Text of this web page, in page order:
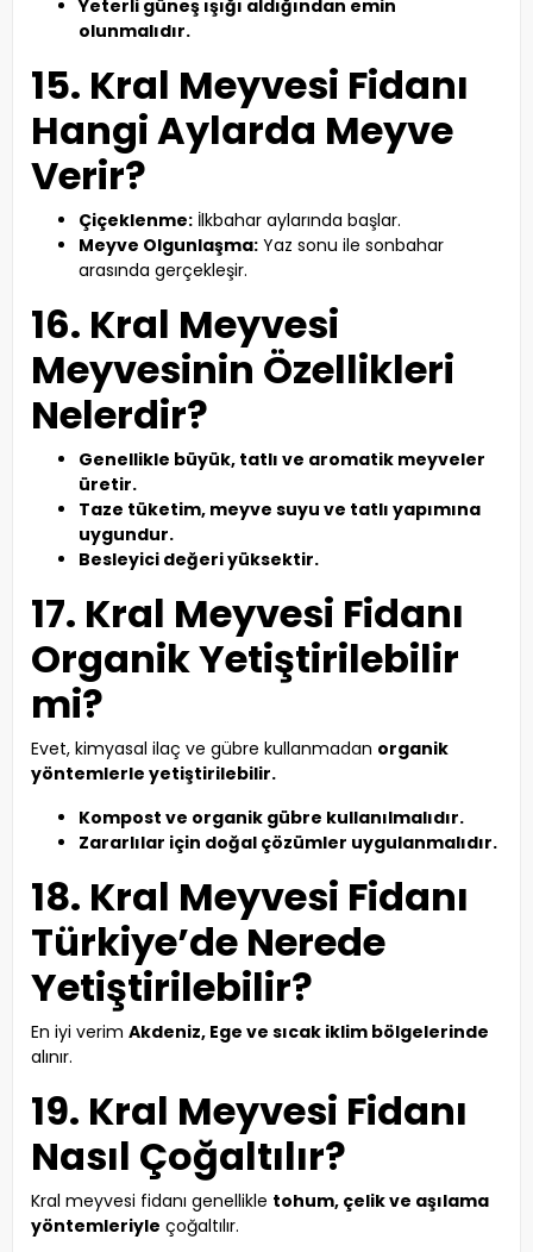
Yeterli güneş ışığı aldığından emin
olunmalıdır.
15. Kral Meyvesi Fidanı
Hangi Aylarda Meyve
Verir?
Çiçeklenme: İlkbahar aylarında başlar.
Meyve Olgunlaşma: Yaz sonu ile sonbahar
arasında gerçekleşir.
16. Kral Meyvesi
Meyvesinin Özellikleri
Nelerdir?
Genellikle büyük, tatlı ve aromatik meyveler
üretir.
Taze tüketim, meyve suyu ve tatlı yapımına
uygundur.
Besleyici değeri yüksektir.
17. Kral Meyvesi Fidanı
Organik Yetiştirilebilir
mi?
Evet, kimyasal ilaç ve gübre kullanmadan organik
yöntemlerle yetiştirilebilir.
Kompost ve organik gübre kullanılmalıdır.
Zararlılar için doğal çözümler uygulanmalıdır.
18. Kral Meyvesi Fidanı
Türkiye’de Nerede
Yetiştirilebilir?
En iyi verim Akdeniz, Ege ve sıcak iklim bölgelerinde
alınır.
19. Kral Meyvesi Fidanı
Nasıl Çoğaltılır?
Kral meyvesi fidanı genellikle tohum, çelik ve aşılama
yöntemleriyle çoğaltılır.